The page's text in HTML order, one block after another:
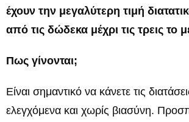
έχουν την μεγαλύτερη τιμή
από τις δώδεκα μέχρι τις τρεις το
Πως γίνονται;
Είναι σημαντικό να κάνετε τις
ελεγχόμενα και χωρίς βιασύνη.